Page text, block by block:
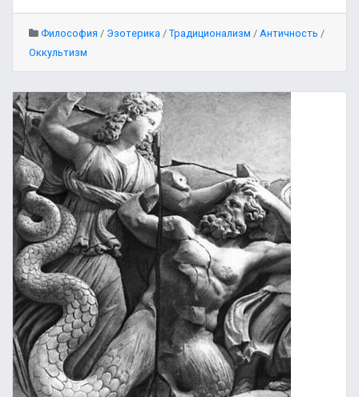
Философия / Эзотерика / Традиционализм / Античность /
Оккультизм